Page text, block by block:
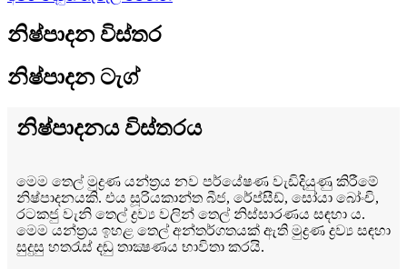
නිෂ්පාදන විස්තර
නිෂ්පාදන ටැග්
නිෂ්පාදනය විස්තරය
මෙම තෙල් මුද්‍රණ යන්ත්‍රය නව පර්යේෂණ වැඩිදියුණු කිරීමේ
නිෂ්පාදනයකි. එය සූරියකාන්ත බීජ, රේප්සීඩ්, සෝයා බෝංචි,
රටකජු වැනි තෙල් ද්‍රව්‍ය වලින් තෙල් නිස්සාරණය සඳහා ය.
මෙම යන්ත්‍රය ඉහළ තෙල් අන්තර්ගතයක් ඇති මුද්‍රණ ද්‍රව්‍ය සඳහා
සුදුසු හතරැස් දඬු තාක්‍ෂණය භාවිතා කරයි.